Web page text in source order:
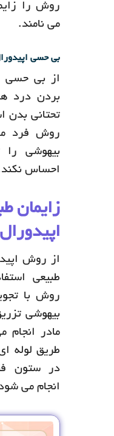
روش را
می نامند.
بی حسی
از بی حسی
بردن درد
تحتانی بدن
روش فرد
بیهوشی را
احساس
زایمان
اپیدورال
از روش
طبیعی
روش با
بیهوشی
مادر انجام
طریق لوله
در ستون
انجام می